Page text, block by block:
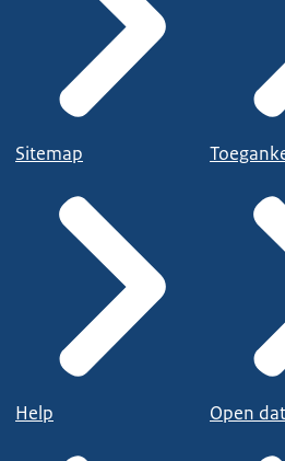
Sitemap
Help Open